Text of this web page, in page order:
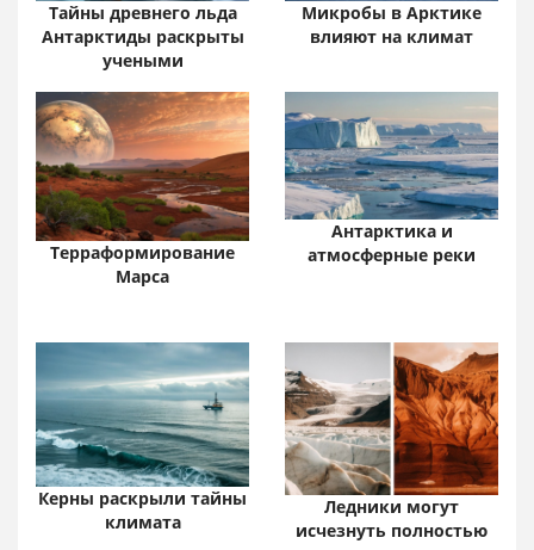
Тайны древнего льда
Антарктиды раскрыты
учеными
Микробы в Арктике
влияют на климат
Терраформирование
Марса
Антарктика и
атмосферные реки
Керны раскрыли тайны
климата
Ледники могут
исчезнуть полностью